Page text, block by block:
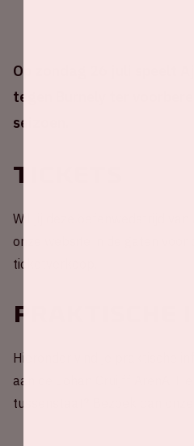
Op zondag 26 juli speelt
tegen Burnely ter
seizoen.
Tickets
Wil jij deze oefenwedstrijd van
onze website in de gaten voor
ticketverkoop.
Praktische
Hieronder vind je praktische
aan de Johan Cruijff ArenA.
tussenstaat? Bezoek dan onze